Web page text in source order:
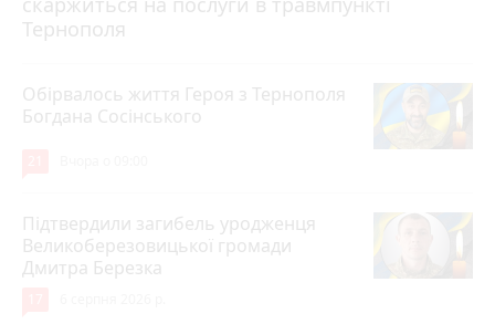
Тернополя
Обірвалось життя Героя з Тернополя
Богдана Сосінського
Підтвердили загибель уродженця
Великоберезовицької громади
Дмитра Березка